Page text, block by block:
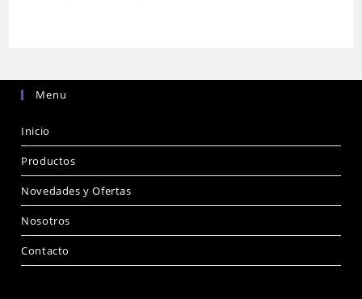
Menu
Inicio
Productos
Novedades y Ofertas
Nosotros
Contacto